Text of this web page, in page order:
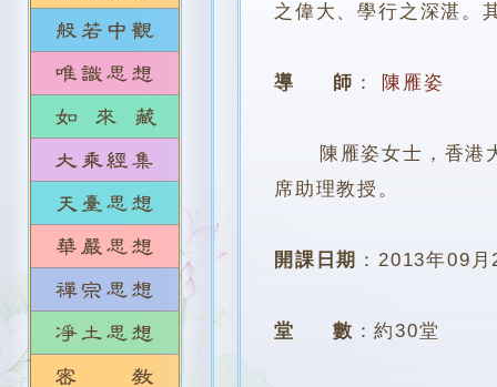
之偉大、學行之深湛。
導 師 ： 陳雁姿
陳雁姿女士，香港大
席助理教授。
開課日期 ：2013年09月
堂 數 ：約30堂